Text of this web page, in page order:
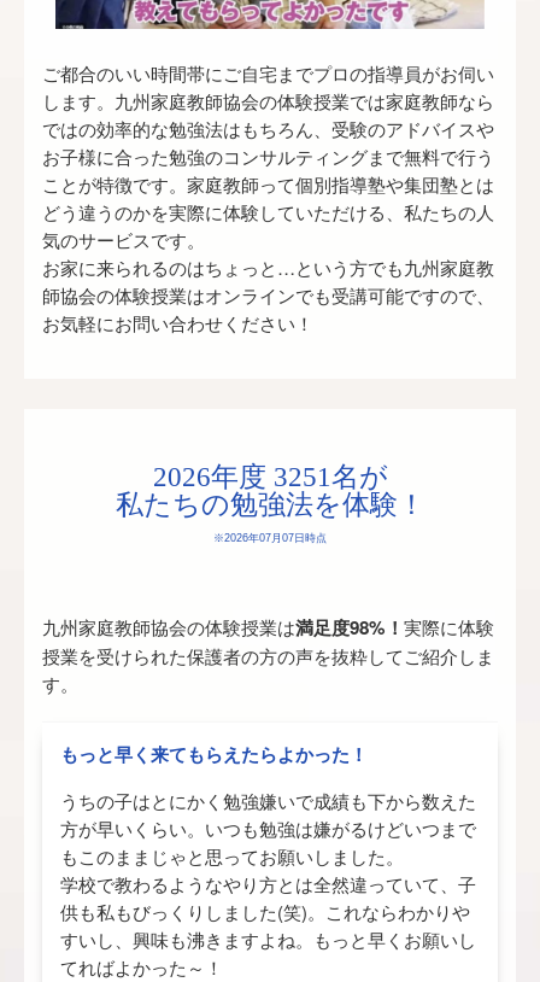
ご都合のいい時間帯にご自宅までプロの指導員がお伺い
します。九州家庭教師協会の体験授業では家庭教師なら
ではの効率的な勉強法はもちろん、受験のアドバイスや
お子様に合った勉強のコンサルティングまで無料で行う
ことが特徴です。家庭教師って個別指導塾や集団塾とは
どう違うのかを実際に体験していただける、私たちの人
気のサービスです。
お家に来られるのはちょっと…という方でも九州家庭教
師協会の体験授業はオンラインでも受講可能ですので、
お気軽にお問い合わせください！
2026年度 3251名が
私たちの勉強法を体験！
※2026年07月07日時点
九州家庭教師協会の体験授業は満足度98%！ 実際に体験
授業を受けられた保護者の方の声を抜粋してご紹介しま
す。
もっと早く来てもらえたらよかった！
うちの子はとにかく勉強嫌いで成績も下から数えた
方が早いくらい。いつも勉強は嫌がるけどいつまで
もこのままじゃと思ってお願いしました。
学校で教わるようなやり方とは全然違っていて、子
供も私もびっくりしました(笑)。これならわかりや
すいし、興味も沸きますよね。もっと早くお願いし
てればよかった～！